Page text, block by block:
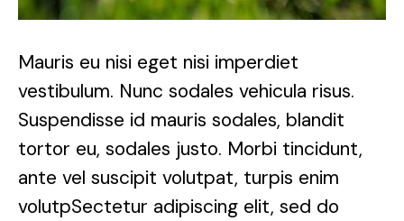
Mauris eu nisi eget nisi imperdiet
vestibulum. Nunc sodales vehicula risus.
Suspendisse id mauris sodales, blandit
tortor eu, sodales justo. Morbi tincidunt,
ante vel suscipit volutpat, turpis enim
volutpSectetur adipiscing elit, sed do